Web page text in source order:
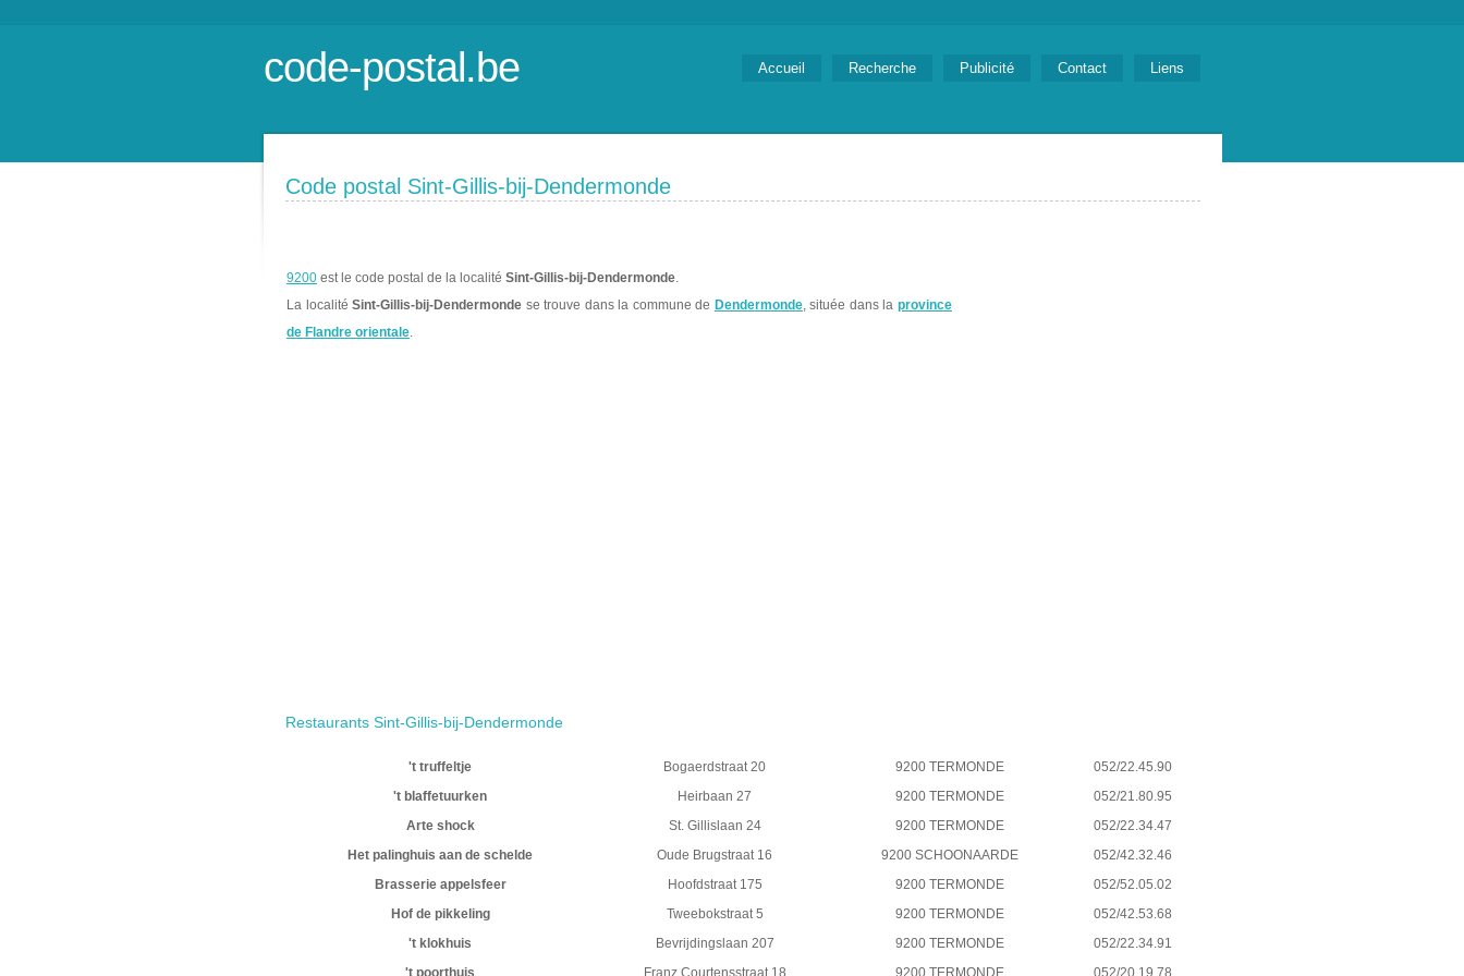
code-postal.be Accueil Recherche Publicité Contact Liens
Code postal Sint-Gillis-bij-Dendermonde
9200 est le code postal de la localité Sint-Gillis-bij-Dendermonde.
La localitéSint-Gillis-bij-Dendermonde se trouve dans la commune de Dendermonde, située dans laprovince
de Flandre orientale.
Restaurants Sint-Gillis-bij-Dendermonde
't truffeltje Bogaerdstraat 20 9200 TERMONDE
052/22.45.90
't blaffetuurken
Heirbaan 27 9200 TERMONDE
052/21.80.95
Arte shock
St. Gillislaan 24 9200 TERMONDE
052/22.34.47
Het palinghuis aan de schelde
Oude Brugstraat 16 9200 SCHOONAARDE
052/42.32.46
Brasserie appelsfeer
Hoofdstraat 175 9200 TERMONDE
052/52.05.02
Hof de pikkeling
Tweebokstraat 5 9200 TERMONDE
052/42.53.68
't klokhuis
Bevrijdingslaan 207 9200 TERMONDE
052/22.34.91
't poorthuis
Franz Courtensstraat 18 9200 TERMONDE 052/20.19.78